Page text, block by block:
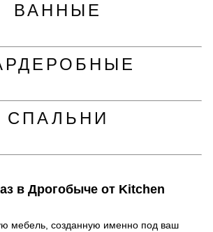
ВАННЫЕ
СПАЛЬНИ
в Дрогобыче от Kitchen
мебель, созданную именно под ваш